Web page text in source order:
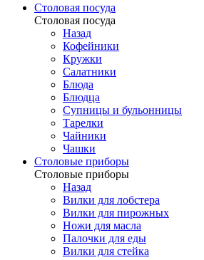
Столовая посуда
Столовая посуда
Назад
Кофейники
Кружки
Салатники
Блюда
Блюдца
Супницы и бульонницы
Тарелки
Чайники
Чашки
Cтоловые приборы
Cтоловые приборы
Назад
Вилки для лобстера
Вилки для пирожных
Ножи для масла
Палочки для еды
Вилки для стейка